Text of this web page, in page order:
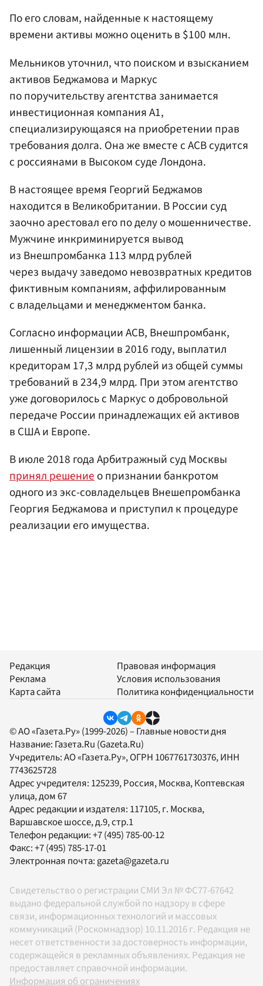
По его словам, найденные к настоящему
времени активы можно оценить в $100 млн.
Мельников уточнил, что поиском и взысканием
активов Беджамова и Маркус
по поручительству агентства занимается
инвестиционная компания А1,
специализирующаяся на приобретении прав
требования долга. Она же вместе с АСВ судится
с россиянами в Высоком суде Лондона.
В настоящее время Георгий Беджамов
находится в Великобритании. В России суд
заочно арестовал его по делу о мошенничестве.
Мужчине инкриминируется вывод
из Внешпромбанка 113 млрд рублей
через выдачу заведомо невозвратных кредитов
фиктивным компаниям, аффилированным
с владельцами и менеджментом банка.
Согласно информации АСВ, Внешпромбанк,
лишенный лицензии в 2016 году, выплатил
кредиторам 17,3 млрд рублей из общей суммы
требований в 234,9 млрд. При этом агентство
уже договорилось с Маркус о добровольной
передаче России принадлежащих ей активов
в США и Европе.
В июле 2018 года Арбитражный суд Москвы
принял решениео признании банкротом
одного из экс-совладельцев Внешепромбанка
Георгия Беджамова и приступил к процедуре
реализации его имущества.
Редакция
Реклама
Карта сайта
Правовая информация
Условия использования
Политика конфиденциальности
© АО «Газета.Ру» (1999-2026) – Главные новости дня
Название: Газета.Ru (Gazeta.Ru)
Учредитель:АО «Газета.Ру», ОГРН 1067761730376, ИНН
7743625728
Адрес учредителя: 125239, Россия, Москва, Коптевская
улица, дом 67
Адрес редакции и издателя: 117105, г. Москва,
Варшавское шоссе, д.9, стр.1
Телефон редакции:+7 (495) 785-00-12
Факс:+7 (495) 785-17-01
Электронная почта: gazeta@gazeta.ru
Свидетельство о регистрации СМИ Эл № ФС77-67642
выдано федеральной службой по надзору в сфере
связи, информационных технологий и массовых
коммуникаций (Роскомнадзор) 10.11.2016 г. Редакция не
несет ответственности за достоверность информации,
содержащейся в рекламных объявлениях. Редакция не
предоставляет справочной информации.
Информация об ограничениях